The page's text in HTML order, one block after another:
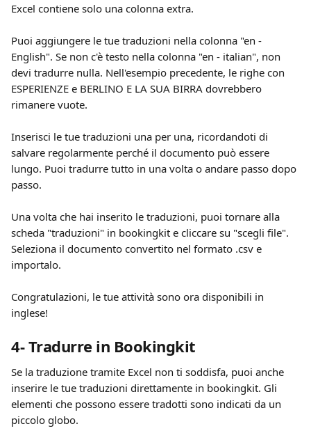
Excel contiene solo una colonna extra.
Puoi aggiungere le tue traduzioni nella colonna "en -
English". Se non c'è testo nella colonna "en - italian", non
devi tradurre nulla. Nell'esempio precedente, le righe con
ESPERIENZE e BERLINO E LA SUA BIRRA dovrebbero
rimanere vuote.
Inserisci le tue traduzioni una per una, ricordandoti di
salvare regolarmente perché il documento può essere
lungo. Puoi tradurre tutto in una volta o andare passo dopo
passo.
Una volta che hai inserito le traduzioni, puoi tornare alla
scheda "traduzioni" in bookingkit e cliccare su "scegli file".
Seleziona il documento convertito nel formato .csv e
importalo.
Congratulazioni, le tue attività sono ora disponibili in
inglese!
4- Tradurre in Bookingkit
Se la traduzione tramite Excel non ti soddisfa, puoi anche
inserire le tue traduzioni direttamente in bookingkit. Gli
elementi che possono essere tradotti sono indicati da un
piccolo globo.